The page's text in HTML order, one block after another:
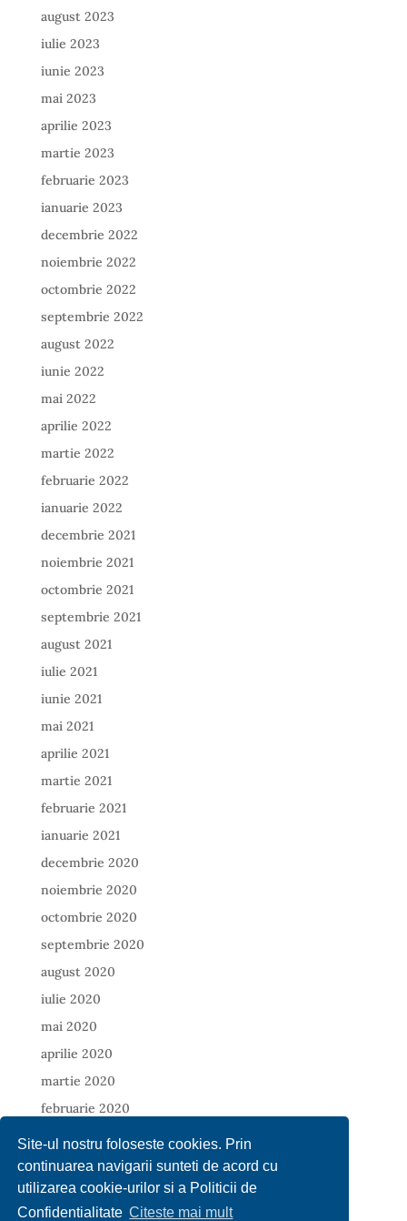
Site-ul nostru foloseste cookies. Prin
continuarea navigarii sunteti de acord cu
utilizarea cookie-urilor si a Politicii de
Confidentialitate Citeste mai mult
august 2023
iulie 2023
iunie 2023
mai 2023
aprilie 2023
martie 2023
februarie 2023
ianuarie 2023
decembrie 2022
noiembrie 2022
octombrie 2022
septembrie 2022
august 2022
iunie 2022
mai 2022
aprilie 2022
martie 2022
februarie 2022
ianuarie 2022
decembrie 2021
noiembrie 2021
octombrie 2021
septembrie 2021
august 2021
iulie 2021
iunie 2021
mai 2021
aprilie 2021
martie 2021
februarie 2021
ianuarie 2021
decembrie 2020
noiembrie 2020
octombrie 2020
septembrie 2020
august 2020
iulie 2020
mai 2020
aprilie 2020
martie 2020
februarie 2020
ianuarie 2020
decembrie 2019
noiembrie 2019
octombrie 2019